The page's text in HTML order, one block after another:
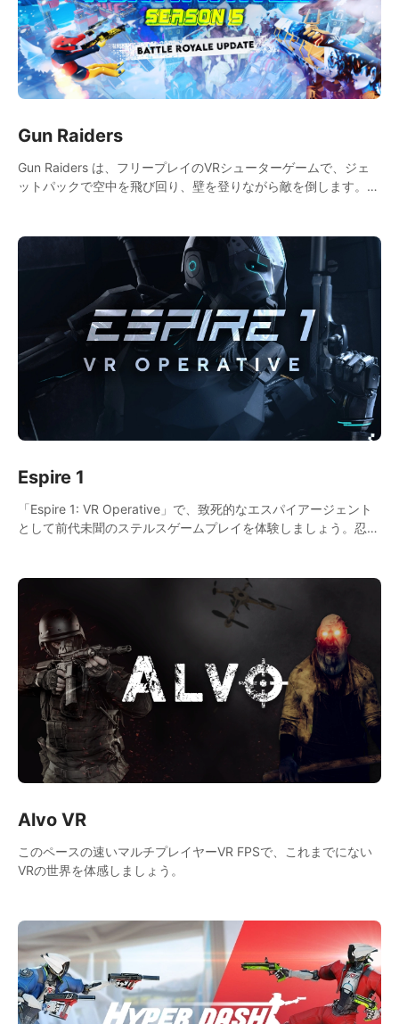
Gun Raiders
Gun Raiders は、フリープレイのVRシューターゲームで、ジェ
ットパックで空中を飛び回り、壁を登りながら敵を倒します。リ
う。新たに追加された弓を使い、最新のシーズン3：ドラゴンス
カルバトルパスでは100レベルの戦利品を楽しむことができま
す。さらに詳しくは、トーナメント情報を得たり、無料のレイダ
ーコインを得たり、開発者と話したり、コミュニティでつhang
るために、Discordに参加しましょう！
Espire 1
「Espire 1: VR Operative」で、致死的なエスパイアージェント
として前代未聞のステルスゲームプレイを体験しましょう。忍び
Alvo VR
このペースの速いマルチプレイヤーVR FPSで、これまでにない
VRの世界を体感しましょう。